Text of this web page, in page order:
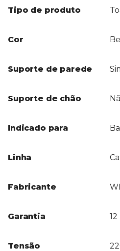
Tipo de produto
Cor
Suporte de parede
Suporte de chão
Indicado para
Linha
Fabricante
Garantia 12
Tensão